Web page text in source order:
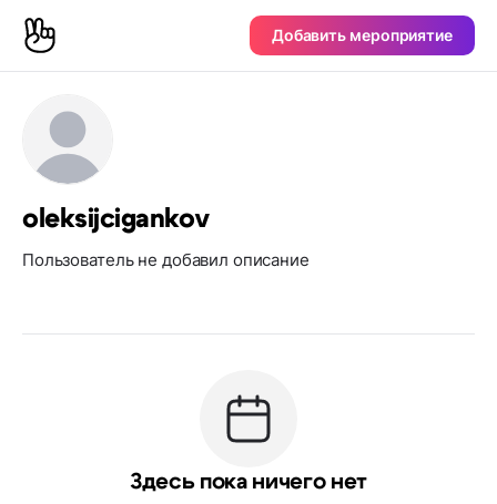
Добавить мероприятие
oleksijcigankov
Пользователь не добавил описание
Здесь пока ничего нет